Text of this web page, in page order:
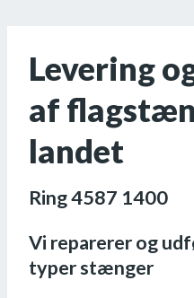
Levering
af
landet
Ring 4587 1400
Vi reparerer og
typer stænger